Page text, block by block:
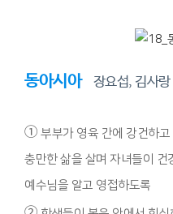
동아시아 장요섭, 김사
① 부부가 영육 간에 강건하
충만한 삶을 살며 자녀들이 건
예수님을 알고 영접하도록